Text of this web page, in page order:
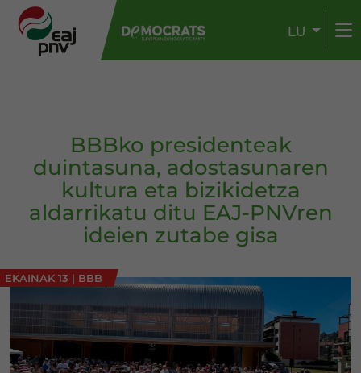
EU
BBBko presidenteak
duintasuna, adostasunaren
kultura eta bizikidetza
aldarrikatu ditu EAJ-PNVren
ideien zutabe gisa
EKAINAK 13 | BBB